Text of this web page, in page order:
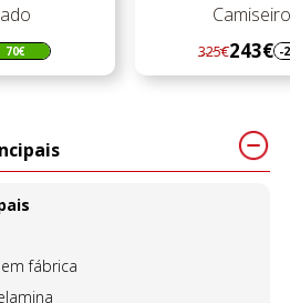
70€
Regular
preço
325€243€
Preço -
fábrica